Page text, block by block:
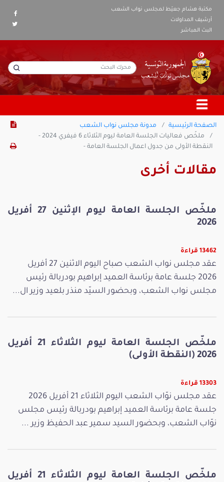
مكتبة هشام جعيّط لمجلس نواب الشعب
أرشيف المداولات
البث المباشر
الصفحة الرئيسية
مدونة مجلس نواب الشعب
ملخّص فعاليات الجلسة العامة ليوم الثلاثاء 6 فيفري 2024 -
النقطة الأولى من جدول اعمال الجلسة العامة -
مقالات أخرى
ملخّص الجلسة العامة ليوم الإثنين 27 أفريل
2026
13462 قراءة
عقد مجلس نواب الشعب صباح اليوم الاثنين 27 أفريل
2026 جلسة عامة برئاسة العميد إبراهيم بودربالة رئيس
مجلس نواب الشعب، وبحضور السيّد منذر بلعيد وزير ال...
ملخّص الجلسة العامة ليوم الثلاثاء 21 أفريل
2026 (النقطة الأولى)
13303 قراءة
عقد مجلس نوّاب الشعب اليوم الثلاثاء 21 أفريل 2026
جلسة عامة برئاسة العميد إبراهيم بودربالة رئيس مجلس
نوّاب الشعب، وبحضور السيد سمير عبد الحفيظ وزير ...
ملخّص الجلسة العامة ليوم الثلاثاء 21 أفريل